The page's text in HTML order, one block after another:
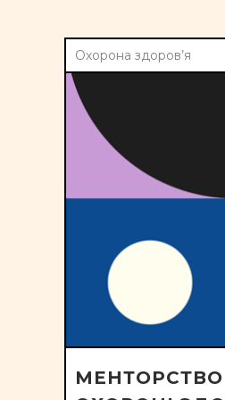
Охорона здоров’я